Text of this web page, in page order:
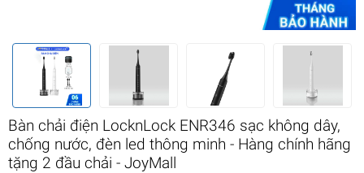
Bàn chải điện LocknLock ENR346 sạc không dây,
chống nước, đèn led thông minh - Hàng chính hãng
tặng 2 đầu chải - JoyMall